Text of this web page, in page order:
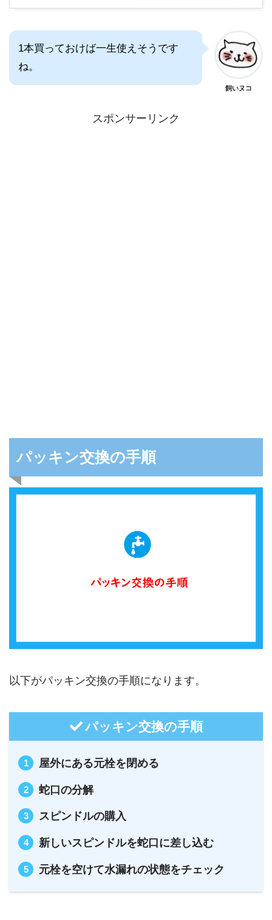
1本買っておけば一生使えそうです
ね。
飼いヌコ
スポンサーリンク
パッキン交換の手順
以下がパッキン交換の手順になります。
パッキン交換の手順
屋外にある元栓を閉める
蛇口の分解
スピンドルの購入
新しいスピンドルを蛇口に差し込む
元栓を空けて水漏れの状態をチェック